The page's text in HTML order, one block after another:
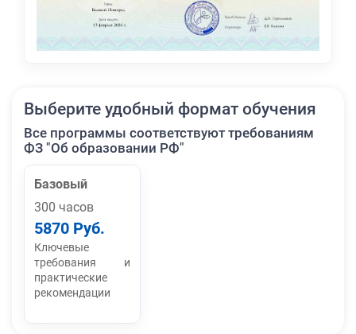
Выберите удобный формат обучения
Все программы соответствуют требованиям
ФЗ "Об образовании РФ"
Базовый
300 часов
5870 Руб.
Ключевые
требования и
практические
рекомендации